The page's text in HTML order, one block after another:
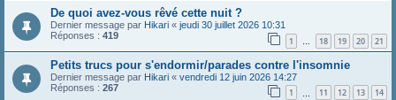
De quoi avez-vous rêvé cette nuit ?
Dernier message par Hikari « jeudi 30 juillet 2026 10:31
Réponses : 419 1 … 18 19 20 21
Petits trucs pour s'endormir/parades contre l'insomnie
Dernier message par Hikari « vendredi 12 juin 2026 14:27
Réponses : 267 1 11 12 13 14